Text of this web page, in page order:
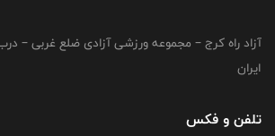
آزاد راه کرج – مجموعه ورزشی آزادی ضلع غربی –
ایران
تلفن و فکس